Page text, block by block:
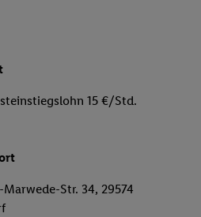
15 €/Std.
Marwede-Str. 34, 29574